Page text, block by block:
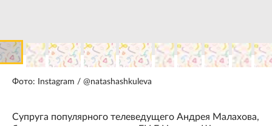
Фото: Instagram / @natashashkuleva
Супруга популярного телеведущего Андрея Малахова,